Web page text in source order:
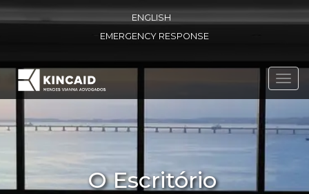
ENGLISH
EMERGENCY RESPONSE
O Escritório